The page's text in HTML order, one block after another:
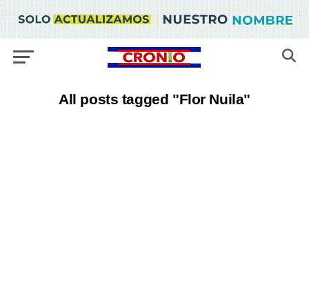
All posts tagged "Flor Nuila"